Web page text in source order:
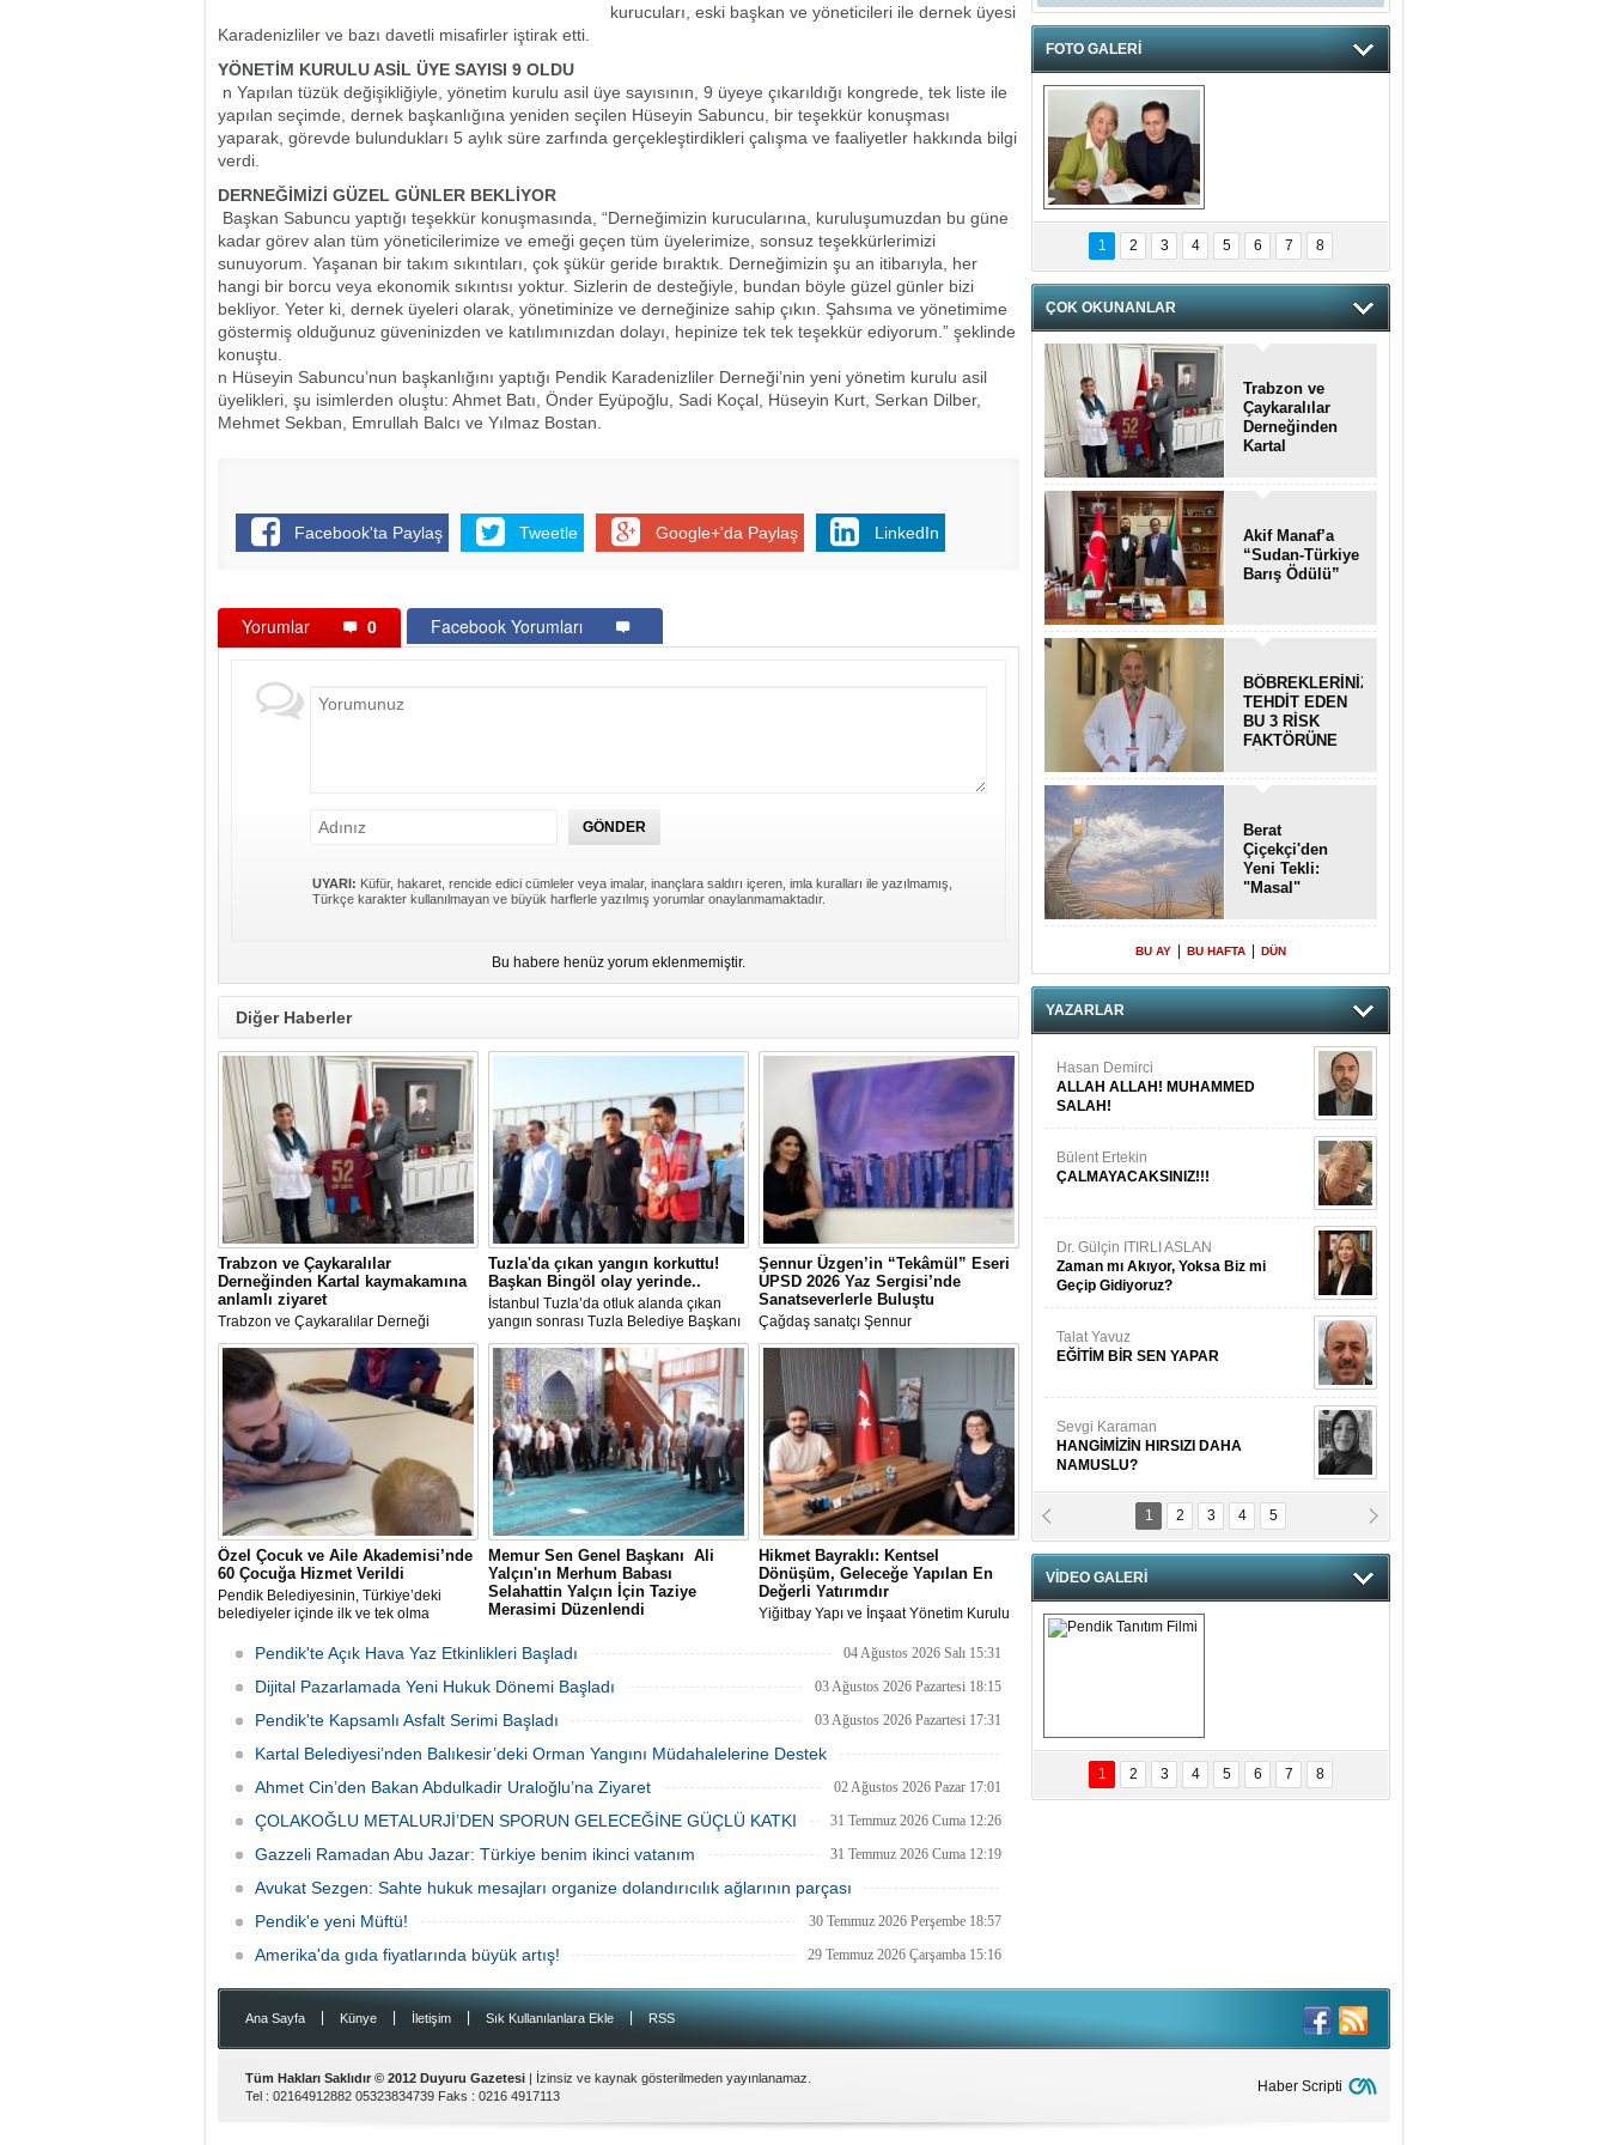
kurucuları, eski başkan ve yöneticileri ile dernek üyesi
Karadenizliler ve bazı davetli misafirler iştirak etti.
YÖNETİM KURULU ASİL ÜYE SAYISI 9 OLDU
n Yapılan tüzük değişikliğiyle, yönetim kurulu asil üye sayısının, 9 üyeye çıkarıldığı kongrede, tek liste ile
yapılan seçimde, dernek başkanlığına yeniden seçilen Hüseyin Sabuncu, bir teşekkür konuşması
yaparak, görevde bulundukları 5 aylık süre zarfında gerçekleştirdikleri çalışma ve faaliyetler hakkında bilgi
verdi.
DERNEĞİMİZİ GÜZEL GÜNLER BEKLİYOR
Başkan Sabuncu yaptığı teşekkür konuşmasında, “Derneğimizin kurucularına, kuruluşumuzdan bu güne
kadar görev alan tüm yöneticilerimize ve emeği geçen tüm üyelerimize, sonsuz teşekkürlerimizi
sunuyorum. Yaşanan bir takım sıkıntıları, çok şükür geride bıraktık. Derneğimizin şu an itibarıyla, her
hangi bir borcu veya ekonomik sıkıntısı yoktur. Sizlerin de desteğiyle, bundan böyle güzel günler bizi
bekliyor. Yeter ki, dernek üyeleri olarak, yönetiminize ve derneğinize sahip çıkın. Şahsıma ve yönetimime
göstermiş olduğunuz güveninizden ve katılımınızdan dolayı, hepinize tek tek teşekkür ediyorum.” şeklinde
konuştu.
n Hüseyin Sabuncu’nun başkanlığını yaptığı Pendik Karadenizliler Derneği’nin yeni yönetim kurulu asil
üyelikleri, şu isimlerden oluştu: Ahmet Batı, Önder Eyüpoğlu, Sadi Koçal, Hüseyin Kurt, Serkan Dilber,
Mehmet Sekban, Emrullah Balcı ve Yılmaz Bostan.
Facebook'ta Paylaş Tweetle Google+'da Paylaş LinkedIn
Yorumlar 0 Facebook Yorumları
UYARI: Küfür, hakaret, rencide edici cümleler veya imalar, inançlara saldırı içeren, imla kuralları ile yazılmamış,
Türkçe karakter kullanılmayan ve büyük harflerle yazılmış yorumlar onaylanmamaktadır.
Bu habere henüz yorum eklenmemiştir.
Diğer Haberler
Trabzon ve Çaykaralılar
Derneğinden Kartal kaymakamına
anlamlı ziyaret
Trabzon ve Çaykaralılar Derneği
yönetim kurulu Kartal Kaymakamı Edip
Çakıcı'yı ziyaret etti.
Tuzla'da çıkan yangın korkuttu!
Başkan Bingöl olay yerinde..
İstanbul Tuzla’da otluk alanda çıkan
yangın sonrası Tuzla Belediye Başkanı
Av. Eren Ali Bingöl de bölgeye giderek
incelemelerde bulundu.
Şennur Üzgen’in “Tekâmül” Eseri
UPSD 2026 Yaz Sergisi’nde
Sanatseverlerle Buluştu
Çağdaş sanatçı Şennur
Üzgen’in Tekâmül adlı eseri,
Uluslararası Plastik Sanatlar Derneği
(UPSD) tarafından düzenlenen 2026
Yaz Sergisi’nde sanatseverlerle buluştu.
Özel Çocuk ve Aile Akademisi’nde
60 Çocuğa Hizmet Verildi
Pendik Belediyesinin, Türkiye’deki
belediyeler içinde ilk ve tek olma
Akademisi” programından ilk dönemde
60 özel çocuk yararlandı.
Memur Sen Genel Başkanı Ali
Yalçın'ın Merhum Babası
Selahattin Yalçın İçin Taziye
Merasimi Düzenlendi
rahmet-i Rahman'a kavuşan kıymetli
babası Selahattin Yalçın için, Eğitim-Bir-
Sen İstanbul Şubelerinin
günü Sultanbeyli Abdurrahmangazi
Hikmet Bayraklı: Kentsel
Dönüşüm, Geleceğe Yapılan En
Değerli Yatırımdır
Yiğitbay Yapı ve İnşaat Yönetim Kurulu
Bayraklı, emlak ve gayrimenkul
ağırladı
Pendik'te Açık Hava Yaz Etkinlikleri Başladı 04 Ağustos 2026 Salı 15:31
Dijital Pazarlamada Yeni Hukuk Dönemi Başladı 03 Ağustos 2026 Pazartesi 18:15
Pendik'te Kapsamlı Asfalt Serimi Başladı 03 Ağustos 2026 Pazartesi 17:31
Kartal Belediyesi’nden Balıkesir’deki Orman Yangını Müdahalelerine Destek
03 Ağustos 2026 Pazartesi 11:55
Ahmet Cin’den Bakan Abdulkadir Uraloğlu’na Ziyaret 02 Ağustos 2026 Pazar 17:01
ÇOLAKOĞLU METALURJİ’DEN SPORUN GELECEĞİNE GÜÇLÜ KATKI 31 Temmuz 2026 Cuma 12:26
Gazzeli Ramadan Abu Jazar: Türkiye benim ikinci vatanım 31 Temmuz 2026 Cuma 12:19
Avukat Sezgen: Sahte hukuk mesajları organize dolandırıcılık ağlarının parçası
31 Temmuz 2026 Cuma 12:10
Pendik'e yeni Müftü! 30 Temmuz 2026 Perşembe 18:57
Amerika'da gıda fiyatlarında büyük artış! 29 Temmuz 2026 Çarşamba 15:16
FOTO GALERİ
hnzzzna
1 2 3 4 5 6 7 8
ÇOK OKUNANLAR
Trabzon ve
Çaykaralılar
Derneğinden
Kartal
anlamlı ziyaret
Akif Manaf’a
“Sudan-Türkiye
Barış Ödülü”
BÖBREKLERİNİZİ
TEHDİT EDEN
BU 3 RİSK
FAKTÖRÜNE
Berat
Çiçekçi'den
Yeni Tekli:
"Masal"
BU AY BU HAFTA DÜN
YAZARLAR
Hasan Demirci
ALLAH ALLAH! MUHAMMED
SALAH!
Bülent Ertekin
ÇALMAYACAKSINIZ!!!
Dr. Gülçin ITIRLI ASLAN
Zaman mı Akıyor, Yoksa Biz mi
Geçip Gidiyoruz?
Talat Yavuz
EĞİTİM BİR SEN YAPAR
Sevgi Karaman
HANGİMİZİN HIRSIZI DAHA
NAMUSLU?
Prof. Dr. Cahit Kurbanoğlu
Fatma Saçak Akbulut
SANAL KERHANE!
Abbas Levent Ertekin
Sanal Medyanın Dijital Savaş Alanı
Biz Böyle Bir Yozgat'ta Büyüdük
1 2 3 4 5
VİDEO GALERİ
Pendik Tanıtım
Filmi
1 2 3 4 5 6 7 8
Ana Sayfa Künye İletişim Sık Kullanılanlara Ekle | RSS
Tüm Hakları Saklıdır © 2012 Duyuru Gazetesi | İzinsiz ve kaynak gösterilmeden yayınlanamaz.
Tel : 02164912882 05323834739 Faks : 0216 4917113
Haber Scripti